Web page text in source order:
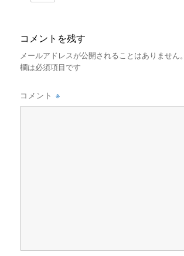
コメントを残す
メールアドレスが公開されることはありません。
欄は必須項目です
コメント※